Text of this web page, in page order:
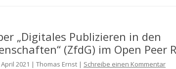
„Digitales Publizieren in den
(ZfdG) im Open Peer
2021 | Thomas Ernst | Schreibe einen Kommentar